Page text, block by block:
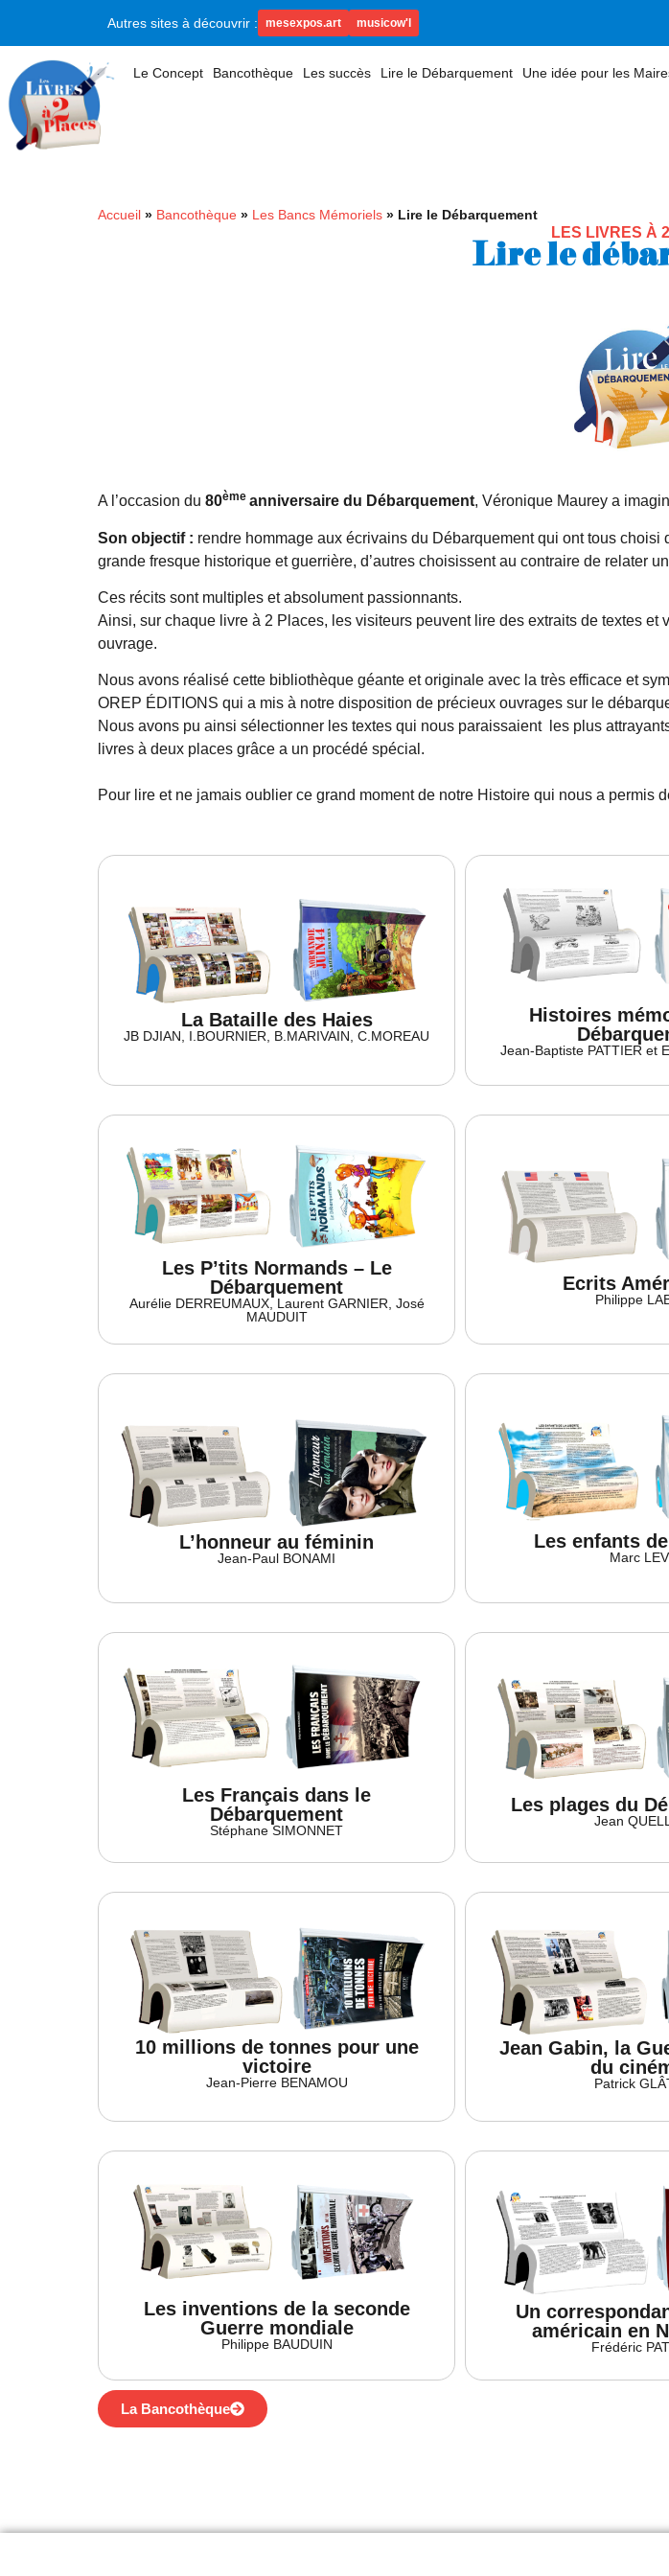
Autres sites à découvrir : mesexpos.art musicow'l
Le Concept Bancothèque Les succès Lire le Débarquement Une idée pour les
Accueil » Bancothèque » Les Bancs Mémoriels » Lire le Débarquement
LES LIVRES À
Lire le
A l’occasion du 80ème anniversaire du Débarquement, Véronique Maurey a
Son objectif : rendre hommage aux écrivains du Débarquement qui ont tous
grande fresque historique et guerrière, d’autres choisissent au contraire de relater
Ces récits sont multiples et absolument passionnants.
Ainsi, sur chaque livre à 2 Places, les visiteurs peuvent lire des extraits de textes
ouvrage.
Nous avons réalisé cette bibliothèque géante et originale avec la très efficace et
OREP ÉDITIONS qui a mis à notre disposition de précieux ouvrages sur le
Nous avons pu ainsi sélectionner les textes qui nous paraissaient les plus
livres à deux places grâce a un procédé spécial.
Pour lire et ne jamais oublier ce grand moment de notre Histoire qui nous a permis
La Bataille des Haies
JB DJIAN, I.BOURNIER, B.MARIVAIN, C.MOREAU
Histoires
Jean-Baptiste PATTIER et
Les P’tits Normands – Le
Débarquement
Aurélie DERREUMAUX, Laurent GARNIER, José
MAUDUIT
Ecrits
Philippe
L’honneur au féminin
Jean-Paul BONAMI
Les enfants
Marc
Les Français dans le
Débarquement
Stéphane SIMONNET
Les plages du
Jean
10 millions de tonnes pour une
victoire
Jean-Pierre BENAMOU
Jean Gabin, la
du
Patrick
Les inventions de la seconde
Guerre mondiale
Philippe BAUDUIN
Un
américain en
Frédéric
La Bancothèque